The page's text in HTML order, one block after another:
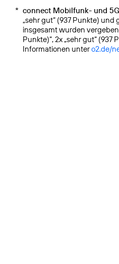
* connect Mobilfunk- und
„sehr gut“ (937 Punkte) und
insgesamt wurden
Punkte)“, 2x „sehr gut“ (937
Informationen untero2.de/